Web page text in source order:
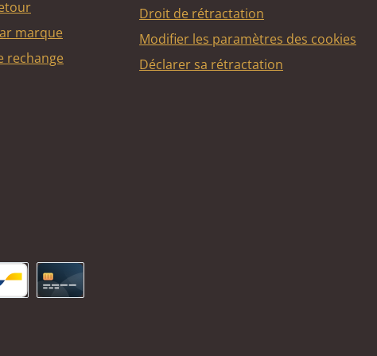
marque
rechange
Droit de rétractation
Modifier les paramètres des cookies
Déclarer sa rétractation